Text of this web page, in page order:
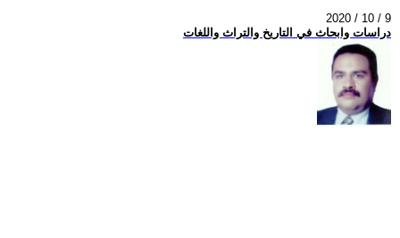
2020 / 10 / 9
دراسات وابحاث في التاريخ والتراث واللغات